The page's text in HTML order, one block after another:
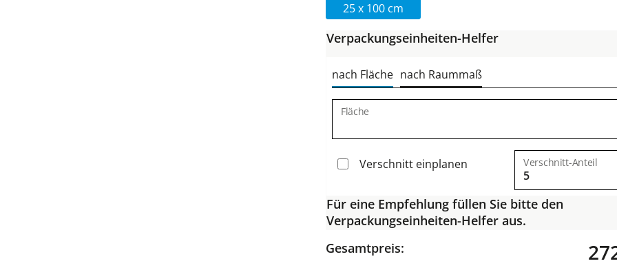
25 x 100 cm
Verpackungseinheiten-Helfer
nach Fläche nach Raummaß
Fläche
Verschnitt einplanen Verschnitt-Anteil
Für eine Empfehlung füllen Sie bitte den
Verpackungseinheiten-Helfer aus.
Gesamtpreis: